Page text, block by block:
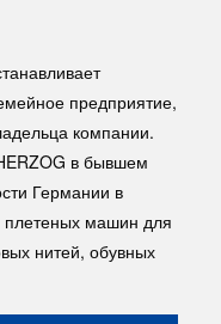
предприятие,
компании.
в бывшем
Германии в
плетеных машин для
нитей, обувных